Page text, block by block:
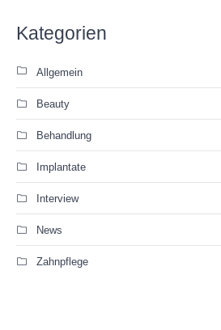
Kategorien
Allgemein
Beauty
Behandlung
Implantate
Interview
News
Zahnpflege